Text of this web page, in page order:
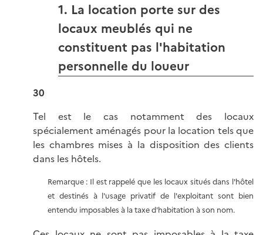
1. La location porte sur des
locaux meublés qui ne
constituent pas l'habitation
personnelle du loueur
30
Tel est le cas notamment des locaux
spécialement aménagés pour la location tels que
les chambres mises à la disposition des clients
dans les hôtels.
Remarque : Il est rappelé que les locaux situés dans l'hôtel
et destinés à l'usage privatif de l'exploitant sont bien
entendu imposables à la taxe d'habitation à son nom.